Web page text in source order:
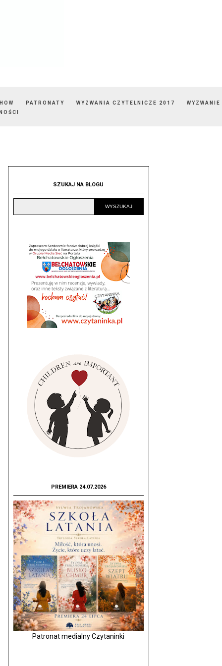
PATRONATY WYZWANIA CZYTELNICZE 2017
WYZWANIE
SZUKAJ NA BLOGU
PREMIERA 24.07.2026
Patronat medialny Czytaninki